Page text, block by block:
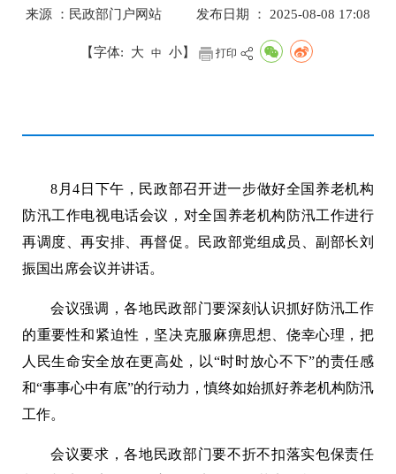
来源 ：民政部门户网站 发布日期 ： 2025-08-08 17:08
【字体: 大 中 小】 打印
8月4日下午，民政部召开进一步做好全国养老机构
防汛工作电视电话会议，对全国养老机构防汛工作进行
再调度、再安排、再督促。民政部党组成员、副部长刘
振国出席会议并讲话。
会议强调，各地民政部门要深刻认识抓好防汛工作
的重要性和紧迫性，坚决克服麻痹思想、侥幸心理，把
人民生命安全放在更高处，以“时时放心不下”的责任感
和“事事心中有底”的行动力，慎终如始抓好养老机构防汛
工作。
会议要求，各地民政部门要不折不扣落实包保责任